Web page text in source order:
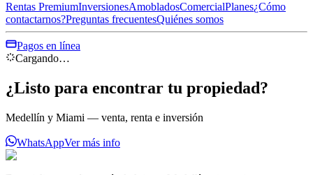
Rentas PremiumInversionesAmobladosComercialPlanes¿Cómo
contactarnos?Preguntas frecuentesQuiénes somos
Pagos en línea
Cargando…
¿Listo para encontrar tu propiedad?
Medellín y Miami — venta, renta e inversión
WhatsAppVer más info